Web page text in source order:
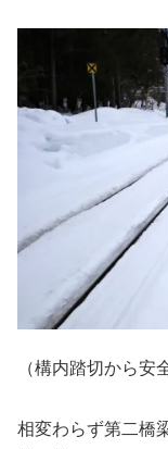
（構内踏切から安
相変わらず第二橋